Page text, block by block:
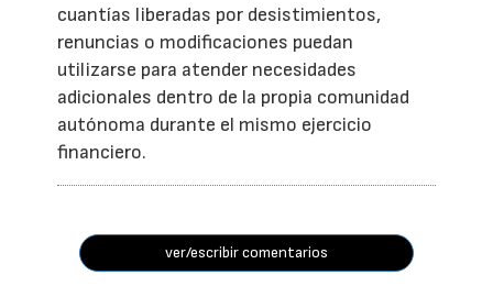
cuantías liberadas por desistimientos,
renuncias o modificaciones puedan
utilizarse para atender necesidades
adicionales dentro de la propia comunidad
autónoma durante el mismo ejercicio
financiero.
ver/escribir comentarios